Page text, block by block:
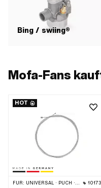
Bing / swiing®
Mofa-Fans
HOT
FÜR: UNIVERSAL · PUCH · SACHS · ZÜNDAPP BELMONDO · TOMOS · ALPA CHOPPER / TURBO · DKW · ILO / JLO · KREIDLER · MBK / MOTOBÉCANE · MIELE · MONARK · VICTORIA · ZÜNDAPP 10173